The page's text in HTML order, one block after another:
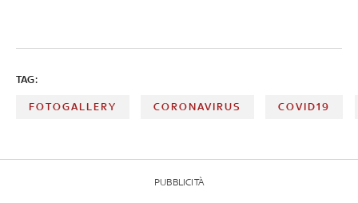
TAG:
FOTOGALLERY CORONAVIRUS COVID19
PUBBLICITÀ